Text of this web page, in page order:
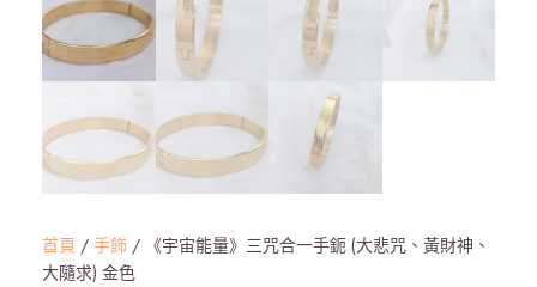
首頁 / 手飾 / 《宇宙能量》三咒合一手鈪 (大悲咒、黃財神、
大隨求) 金色